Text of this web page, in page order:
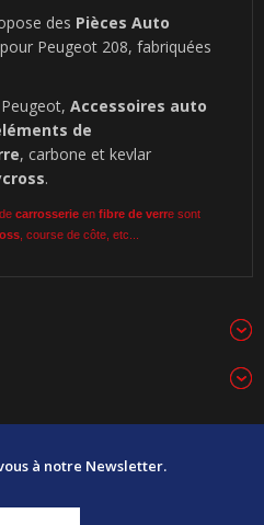
des Pièces Auto
Peugeot 208, fabriquées
Accessoires auto
de
, carbone et kevlar
.
carrosserie en fibre de verre sont
, course de côte, etc...
à notre Newsletter.